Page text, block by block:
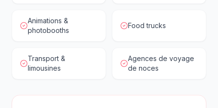
Animations &
photobooths
Food trucks
Transport &
limousines
Agences de voyage
de noces